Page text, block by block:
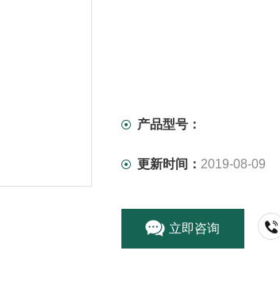
产品型号：
更新时间： 2019-08-09
立即咨询